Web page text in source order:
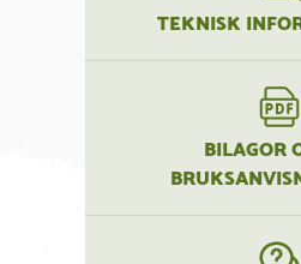
TEKNISK
BILAGOR